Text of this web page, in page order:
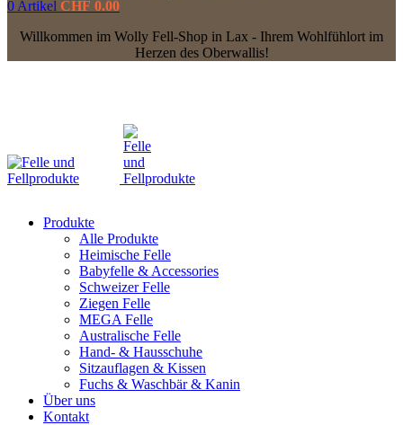
0 Artikel CHF 0.00
Willkommen im Wolly Fell-Shop in Lax - Ihrem Wohlfühlort im
Herzen des Oberwallis!
Produkte
Alle Produkte
Heimische Felle
Babyfelle & Accessories
Schweizer Felle
Ziegen Felle
MEGA Felle
Australische Felle
Hand- & Hausschuhe
Sitzauflagen & Kissen
Fuchs & Waschbär & Kanin
Über uns
Kontakt